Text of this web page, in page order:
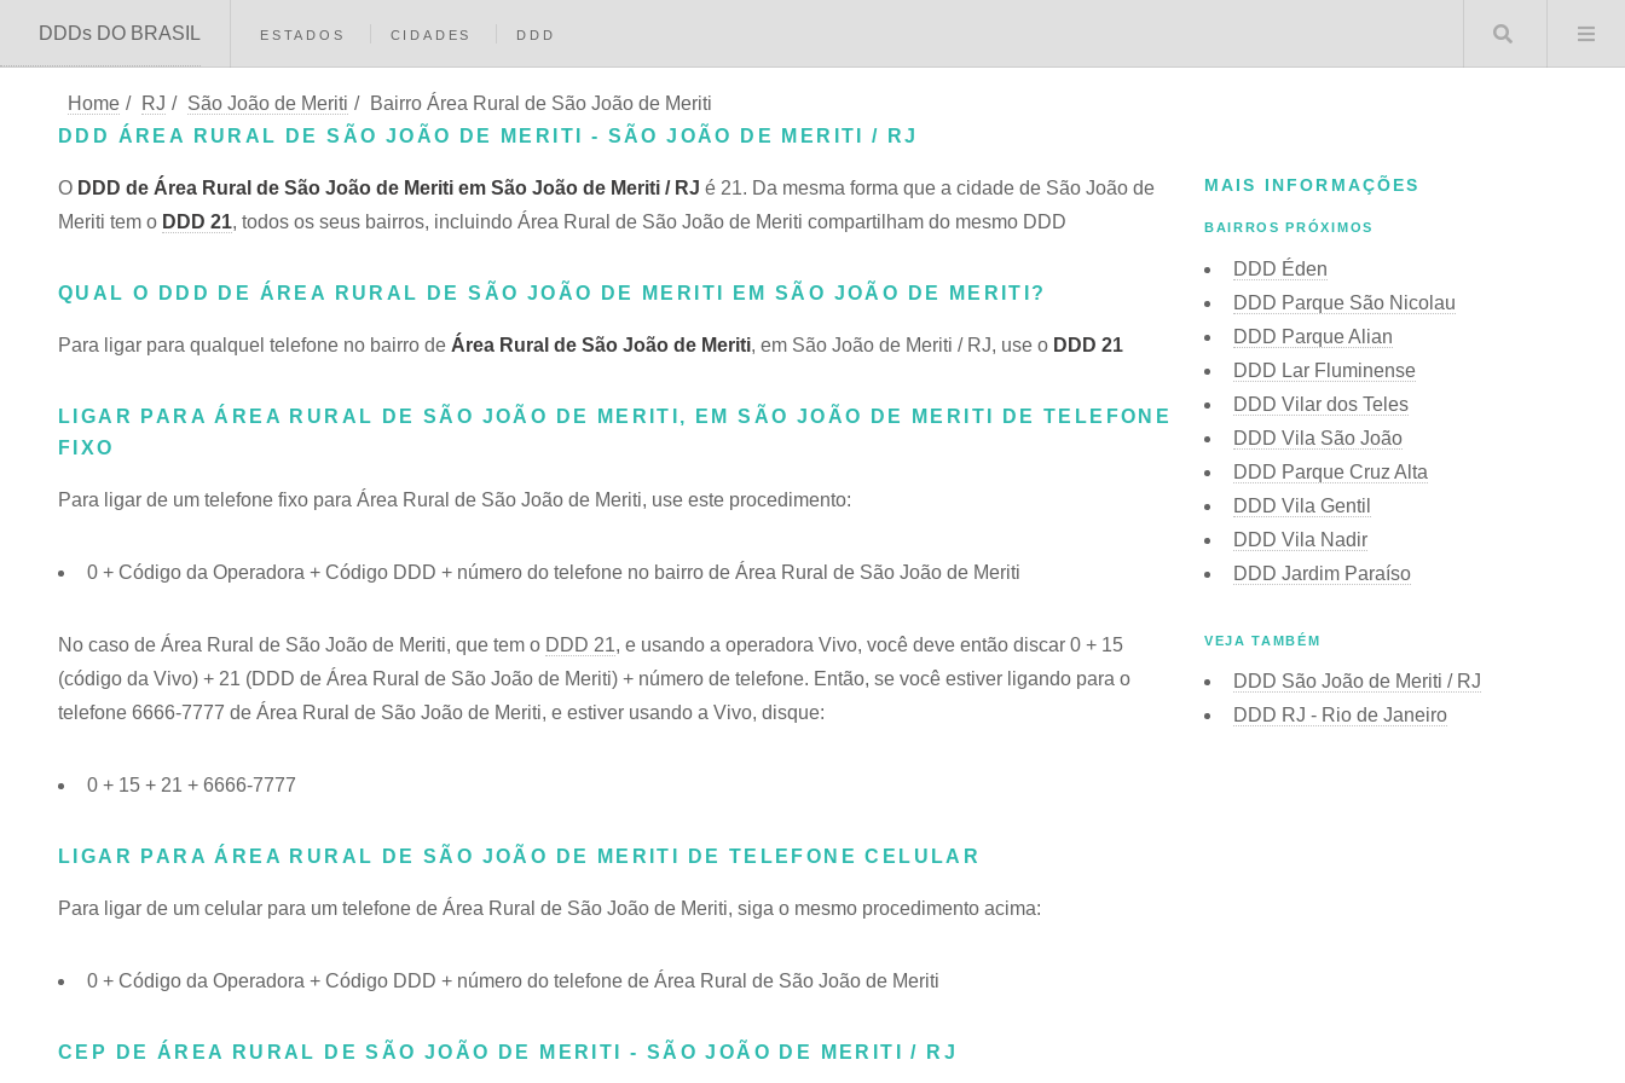
DDDs DO BRASIL ESTADOS CIDADES DDD Buscar
Home / RJ / São João de Meriti /
Bairro Área Rural de São João de Meriti
DDD ÁREA RURAL DE SÃO JOÃO DE MERITI - SÃO JOÃO DE MERITI / RJ
O DDD de Área Rural de São João de Meriti em São João de Meriti / RJ é 21. Da mesma forma que a cidade de São João de
Meriti tem o DDD 21, todos os seus bairros, incluindo Área Rural de São João de Meriti compartilham do mesmo DDD
QUAL O DDD DE ÁREA RURAL DE SÃO JOÃO DE MERITI EM SÃO JOÃO DE MERITI?
Para ligar para qualquel telefone no bairro de Área Rural de São João de Meriti, em São João de Meriti / RJ, use o DDD 21
LIGAR PARA ÁREA RURAL DE SÃO JOÃO DE MERITI, EM SÃO JOÃO DE MERITI DE TELEFONE
FIXO
Para ligar de um telefone fixo para Área Rural de São João de Meriti, use este procedimento:
0 + Código da Operadora + Código DDD + número do telefone no bairro de Área Rural de São João de Meriti
No caso de Área Rural de São João de Meriti, que tem o DDD 21, e usando a operadora Vivo, você deve então discar 0 + 15
(código da Vivo) + 21 (DDD de Área Rural de São João de Meriti) + número de telefone. Então, se você estiver ligando para o
telefone 6666-7777 de Área Rural de São João de Meriti, e estiver usando a Vivo, disque:
0 + 15 + 21 + 6666-7777
LIGAR PARA ÁREA RURAL DE SÃO JOÃO DE MERITI DE TELEFONE CELULAR
Para ligar de um celular para um telefone de Área Rural de São João de Meriti, siga o mesmo procedimento acima:
0 + Código da Operadora + Código DDD + número do telefone de Área Rural de São João de Meriti
CEP DE ÁREA RURAL DE SÃO JOÃO DE MERITI - SÃO JOÃO DE MERITI / RJ
MAIS INFORMAÇÕES
BAIRROS PRÓXIMOS
DDD Éden
DDD Parque São Nicolau
DDD Parque Alian
DDD Lar Fluminense
DDD Vilar dos Teles
DDD Vila São João
DDD Parque Cruz Alta
DDD Vila Gentil
DDD Vila Nadir
DDD Jardim Paraíso
VEJA TAMBÉM
DDD São João de Meriti / RJ
DDD RJ - Rio de Janeiro